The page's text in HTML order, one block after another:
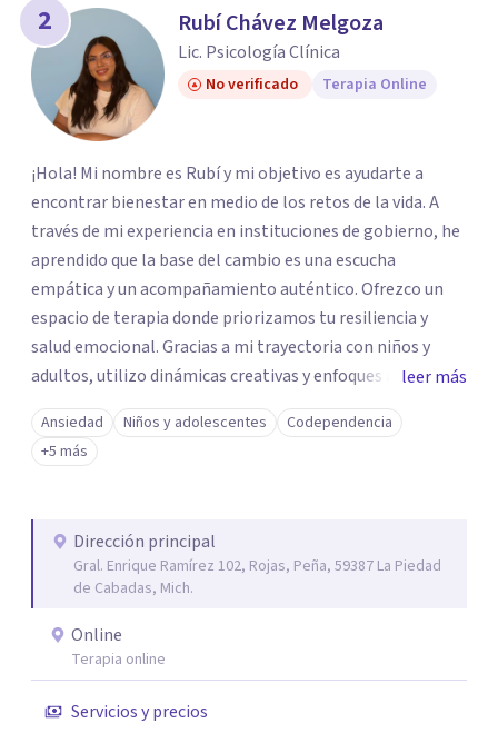
2 Rubí Chávez Melgoza
Lic. Psicología Clínica
No verificado Terapia Online
¡Hola! Mi nombre es Rubí y mi objetivo es ayudarte a
encontrar bienestar en medio de los retos de la vida. A
través de mi experiencia en instituciones de gobierno, he
aprendido que la base del cambio es una escucha
empática y un acompañamiento auténtico. ​Ofrezco un
espacio de terapia donde priorizamos tu resiliencia y
salud emocional. Gracias a mi trayectoria con niños y
adultos, utilizo dinámicas creativas y enfoques adaptados
a tus necesidades específicas. Estoy aquí para escucharte
y brindarte las herramientas necesarias para fortalecer
tu paz mental.
leer más
Ansiedad Niños y adolescentes
Codependencia
+5 más
Dirección principal
Gral. Enrique Ramírez 102, Rojas, Peña, 59387 La Piedad
de Cabadas, Mich.
Online
Terapia online
Servicios y precios